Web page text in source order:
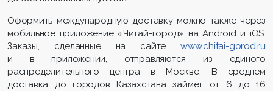
Оформить международную доставку можно также через
мобильное приложение «Читай-город» на Android и iOS.
Заказы, сделанные на сайте
www.chitai-gorod.ru
и в приложении, отправляются из единого
распределительного центра в Москве. В среднем
доставка до городов Казахстана займет от 6 до 16